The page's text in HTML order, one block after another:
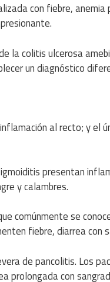
con fiebre,
la colitis ulcerosa
un diagnóstico
al recto; y el
presentan
y calambres.
comúnmente se
fiebre, diarrea con
de pancolitis. Los
prolongada con